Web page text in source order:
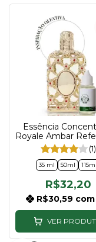
Essência
Royale Ambar
Royal Amber
Compartilhável
50ml | 115ml
(1)
35 ml 50ml 115ml
R$32,20
R$30,59 com
VER